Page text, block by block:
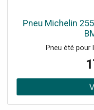
Pneu Michelin
Pneu été pour